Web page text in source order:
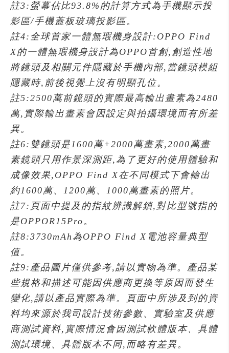
註3:螢幕佔比93.8%的計算方式為手機顯示投
影區/手機蓋板玻璃投影區。
註4:全球首家一體無瑕機身設計:OPPO Find
X的一體無瑕機身設計為OPPO首創,創造性地
將鏡頭及相關元件隱藏於手機內部,當鏡頭模組
隱藏時,前後視覺上沒有明顯孔位。
註5:2500萬前鏡頭的實際最高輸出畫素為2480
萬,實際輸出畫素會因設定與拍攝環境而有所差
異。
註6:雙鏡頭是1600萬+2000萬畫素,2000萬畫
素鏡頭只用作景深測距,為了更好的使用體驗和
成像效果,OPPO Find X在不同模式下會輸出
約1600萬、1200萬、1000萬畫素的照片。
註7:頁面中提及的指紋辨識解鎖,對比型號指的
是OPPOR15Pro。
註8:3730mAh為OPPO Find X電池容量典型
值。
註9:產品圖片僅供參考,請以實物為準。產品某
些規格和描述可能因供應商更換等原因而發生
變化,請以產品實際為準。頁面中所涉及到的資
料均來源於我司設計技術參數、實驗室及供應
商測試資料,實際情況會因測試軟體版本、具體
測試環境、具體版本不同,而略有差異。